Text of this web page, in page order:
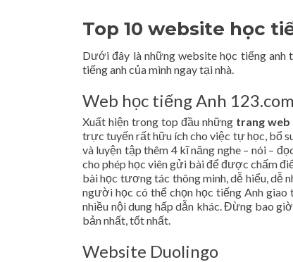
Top 10 website học
Dưới đây là những website học tiếng anh
tiếng anh của mình ngay tại nhà.
Web học tiếng Anh 123.com
Xuất hiện trong top đầu những trang
trực tuyến rất hữu ích cho việc tự học, bổ
và luyện tập thêm 4 kĩ năng nghe – nói –
cho phép học viên gửi bài để được chấm
bài học tương tác thông minh, dễ hiểu, dễ
người học có thể chọn học tiếng Anh giao
nhiều nội dung hấp dẫn khác. Đừng bao
bản nhất, tốt nhất.
Website Duolingo